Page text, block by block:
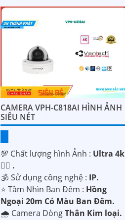
CAMERA VPH-C818AI HÌNH ẢNH
SIÊU NÉT
💯 Chất lượng hình Ảnh : Ultra 4k
👍🏾 .
🕉️ Sử dụng công nghệ : IP.
⭐ Tầm Nhìn Ban Đêm : Hồng
Ngoại 20m Có Màu Ban Ðêm.
🌧️ Camera DòngThân Kim loại.